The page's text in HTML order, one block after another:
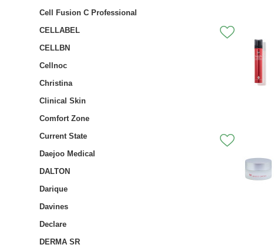
Cell Fusion C Professional
CELLABEL
CELLBN
Cellnoc
Christina
Clinical Skin
Comfort Zone
Current State
Daejoo Medical
DALTON
Darique
Davines
Declare
DERMA SR